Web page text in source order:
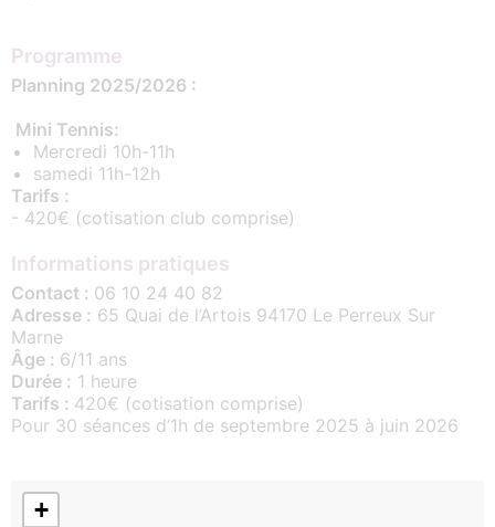
Programme
Planning 2025/2026 :
Mini Tennis:
Mercredi 10h-11h
samedi 11h-12h
Tarifs :
- 420€ (cotisation club comprise)
Informations pratiques
Contact : 06 10 24 40 82
Adresse : 65 Quai de l’Artois 94170 Le Perreux Sur
Marne
Âge : 6/11 ans
Durée : 1 heure
Tarifs : 420€ (cotisation comprise)
Pour 30 séances d’1h de septembre 2025 à juin 2026
+